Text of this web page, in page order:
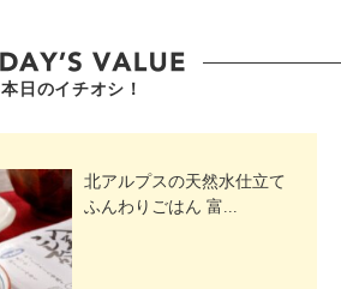
本日のイチオシ！
北アルプスの天然水仕立て
ふんわりごはん 富...